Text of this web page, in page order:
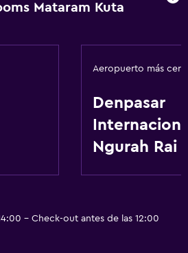
Mataram Kuta
Aeropuerto más
Denpasar
Ngurah Rai
- Check-out antes de las 12:00